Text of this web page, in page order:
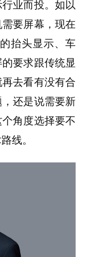
业而投。如以
要屏幕，现在
抬头显示、车
要求跟传统显
去看有没有合
还是说需要新
角度选择要不
线。